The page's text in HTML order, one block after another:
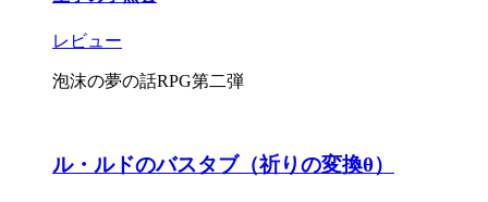
レビュー
泡沫の夢の話RPG第二弾
ル・ルドのバスタブ（祈りの変換θ）